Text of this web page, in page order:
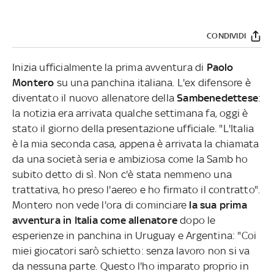
CONDIVIDI
Inizia ufficialmente la prima avventura di Paolo
Montero su una panchina italiana. L'ex difensore è
diventato il nuovo allenatore dellaSambenedettese:
la notizia era arrivata qualche settimana fa, oggi è
stato il giorno della presentazione ufficiale. "L'Italia
è la mia seconda casa, appena è arrivata la chiamata
da una società seria e ambiziosa come la Samb ho
subito detto di sì. Non c'è stata nemmeno una
trattativa, ho preso l'aereo e ho firmato il contratto".
Montero non vede l'ora di cominciare la sua prima
avventura in Italia come allenatore dopo le
esperienze in panchina in Uruguay e Argentina: "Coi
miei giocatori sarò schietto: senza lavoro non si va
da nessuna parte. Questo l'ho imparato proprio in